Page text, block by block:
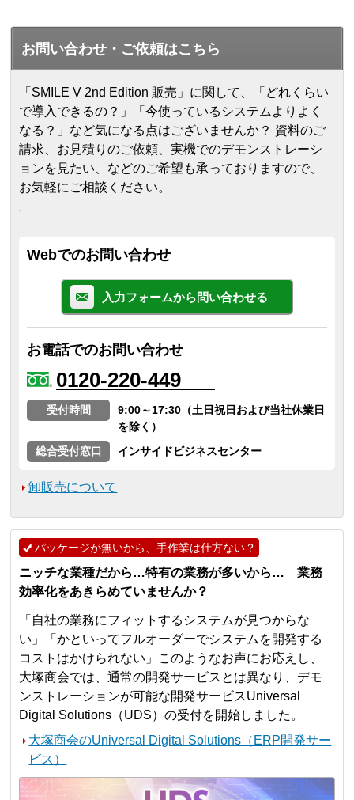
お問い合わせ・ご依頼はこちら
「SMILE V 2nd Edition 販売」に関して、「どれくらい
で導入できるの？」「今使っているシステムよりよく
なる？」など気になる点はございませんか？ 資料のご
請求、お見積りのご依頼、実機でのデモンストレーシ
ョンを見たい、などのご希望も承っておりますので、
お気軽にご相談ください。
Webでのお問い合わせ
入力フォームから問い合わせる
お電話でのお問い合わせ
0120-220-449
受付時間
9:00～17:30（土日祝日および当社休業日
を除く）
総合受付窓口
インサイドビジネスセンター
卸販売について
パッケージが無いから、手作業は仕方ない？
ニッチな業種だから…特有の業務が多いから… 業務
効率化をあきらめていませんか？
「自社の業務にフィットするシステムが見つからな
い」「かといってフルオーダーでシステムを開発する
コストはかけられない」このようなお声にお応えし、
大塚商会では、通常の開発サービスとは異なり、デモ
ンストレーションが可能な開発サービスUniversal
Digital Solutions（UDS）の受付を開始しました。
大塚商会のUniversal Digital Solutions（ERP開発サー
ビス）